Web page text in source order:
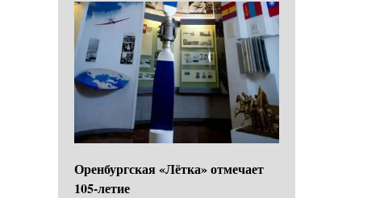
Оренбургская «Лётка» отмечает
105-летие